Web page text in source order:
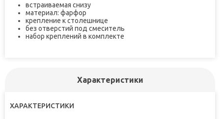
встраиваемая снизу
материал: фарфор
крепление к столешнице
без отверстий под смеситель
набор креплений в комплекте
Характеристики
ХАРАКТЕРИСТИКИ